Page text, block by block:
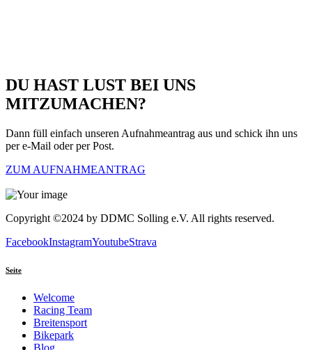
DU HAST LUST BEI UNS
MITZUMACHEN?
Dann füll einfach unseren Aufnahmeantrag aus und schick ihn uns
per e-Mail oder per Post.
ZUM AUFNAHMEANTRAG
Copyright ©2024 by DDMC Solling e.V. All rights reserved.
FacebookInstagramYoutubeStrava
Seite
Welcome
Racing Team
Breitensport
Bikepark
Blog